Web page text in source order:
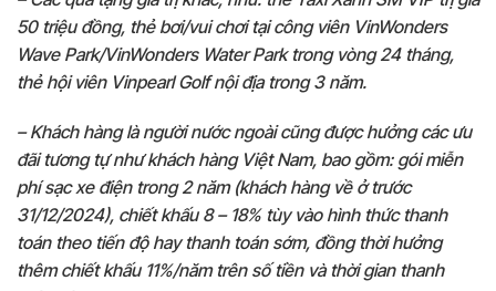
50 triệu đồng, thẻ bơi/vui chơi tại công viên VinWonders
Wave Park/VinWonders Water Park trong vòng 24 tháng,
thẻ hội viên Vinpearl Golf nội địa trong 3 năm.
– Khách hàng là người nước ngoài cũng được hưởng các ưu
đãi tương tự như khách hàng Việt Nam, bao gồm: gói miễn
phí sạc xe điện trong 2 năm (khách hàng về ở trước
31/12/2024), chiết khấu 8 – 18% tùy vào hình thức thanh
toán theo tiến độ hay thanh toán sớm, đồng thời hưởng
thêm chiết khấu 11%/năm trên số tiền và thời gian thanh